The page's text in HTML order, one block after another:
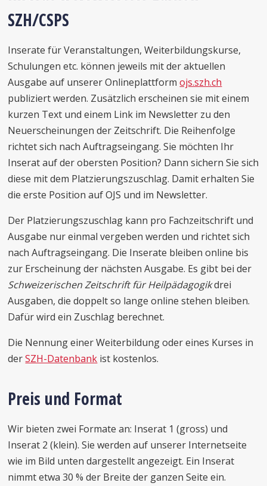
SZH/CSPS
Inserate für Veranstaltungen, Weiterbildungskurse,
Schulungen etc. können jeweils mit der aktuellen
Ausgabe auf unserer Onlineplattformojs.szh.ch
publiziert werden. Zusätzlich erscheinen sie mit einem
kurzen Text und einem Link im Newsletter zu den
Neuerscheinungen der Zeitschrift. Die Reihenfolge
richtet sich nach Auftragseingang. Sie möchten Ihr
Inserat auf der obersten Position? Dann sichern Sie sich
diese mit dem Platzierungszuschlag. Damit erhalten Sie
die erste Position auf OJS und im Newsletter.
Der Platzierungszuschlag kann pro Fachzeitschrift und
Ausgabe nur einmal vergeben werden und richtet sich
nach Auftragseingang. Die Inserate bleiben online bis
zur Erscheinung der nächsten Ausgabe. Es gibt bei der
Schweizerischen Zeitschrift für Heilpädagogikdrei
Ausgaben, die doppelt so lange online stehen bleiben.
Dafür wird ein Zuschlag berechnet.
Die Nennung einer Weiterbildung oder eines Kurses in
derSZH-Datenbank ist kostenlos.
Preis und Format
Wir bieten zwei Formate an: Inserat 1 (gross) und
Inserat 2 (klein). Sie werden auf unserer Internetseite
wie im Bild unten dargestellt angezeigt. Ein Inserat
nimmt etwa 30 % der Breite der ganzen Seite ein.